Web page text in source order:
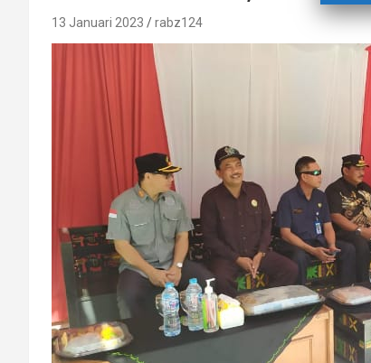
13 Januari 2023 rabz124